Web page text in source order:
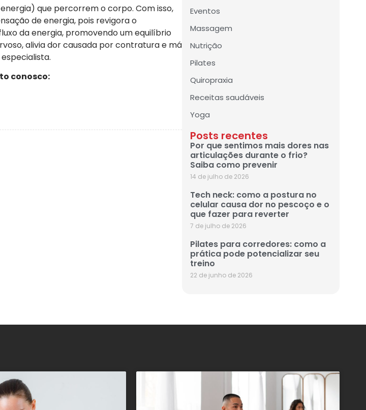
que percorrem o corpo. Com isso,
de energia, pois revigora o
da energia, promovendo um equilíbrio
alivia dor causada por contratura e má
conosco:
Eventos
Massagem
Nutrição
Pilates
Quiropraxia
Receitas saudáveis
Yoga
Posts recentes
Por que sentimos mais dores nas
articulações durante o frio?
Saiba como prevenir
14 de julho de 2026
Tech neck: como a postura no
celular causa dor no pescoço e o
que fazer para reverter
7 de julho de 2026
Pilates para corredores: como a
prática pode potencializar seu
treino
22 de junho de 2026